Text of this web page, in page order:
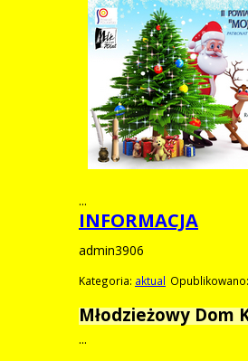
...
INFORMACJA
admin3906
Kategoria: aktual
Młodzieżowy Dom
...